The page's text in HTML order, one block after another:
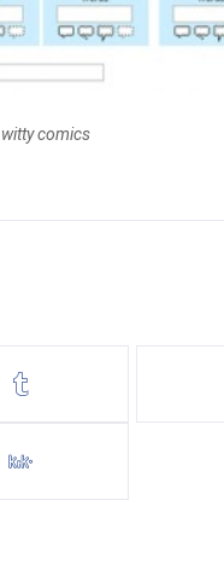
witty comics